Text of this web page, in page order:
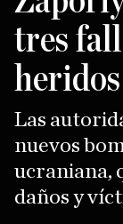
tres
heridos
Las
nuevos
ucraniana,
daños y